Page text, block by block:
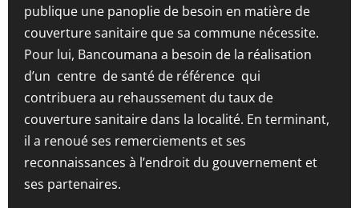
publique une panoplie de besoin en matière de
couverture sanitaire que sa commune nécessite.
Pour lui, Bancoumana a besoin de la réalisation
d’un centre de santé de référence qui
contribuera au rehaussement du taux de
couverture sanitaire dans la localité. En terminant,
il a renoué ses remerciements et ses
reconnaissances à l’endroit du gouvernement et
ses partenaires.